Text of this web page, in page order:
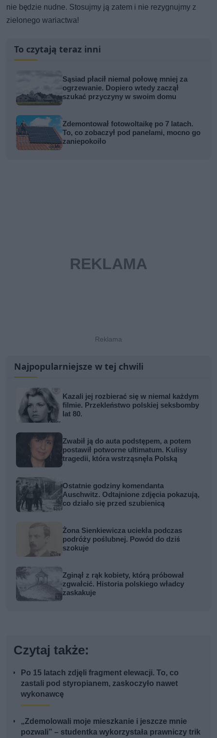
nie będzie nudne. Stosujmy ją zatem i nie rezygnujmy z
zielonego wariactwa!
To czytają teraz inni
Sąsiad płacił niemal połowę mniej za
ogrzewanie. Dopiero wtedy zaczął
szukać przyczyny w swoim domu
Zdemontował fotowoltaikę po 7 latach.
To, co zobaczył pod panelami, mocno go
zaniepokoiło
Najpopularniejsze w tej chwili
Kazali jej rozbierać się w niemal każdym
filmie. Przekleństwo polskiej seksbomby
lat 80.
Zwabił ją do auta podstępem, a potem
postawił potworne ultimatum. Kulisy
tragedii, która wstrząsnęła Polską
Ostatnie godziny komendanta
Auschwitz. Odtajnione zdjęcia pokazują,
co działo się przed szubienicą
Żona Sienkiewicza uciekła podczas
podróży poślubnej. Powód do dziś
szokuje
Zginął z rąk kobiety, którą próbował
zgwałcić. Historia polskiego władcy
zaskakuje
Czytaj także:
Po 15 latach zdjęli fragment elewacji. To, co
zastali pod styropianem, zaskoczyło nawet
wykonawcę
„Zdemolowali moje mieszkanie i jeszcze mnie
pozwali” – studentka wykorzystała prawniczy trik